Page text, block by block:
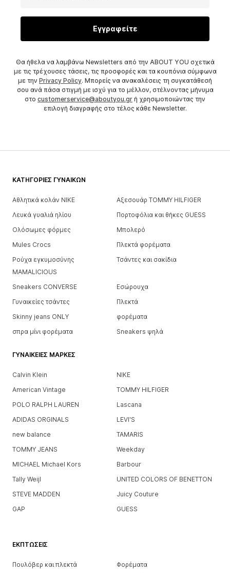
Εγγραφείτε
Θα ήθελα να λαμβάνω Newsletters από την ABOUT YOU σχετικά
με τις τρέχουσες τάσεις, τις προσφορές και τα κουπόνια σύμφωνα
με την Privacy Policy. Μπορείς να ανακαλέσεις τη συγκατάθεσή
σου ανά πάσα στιγμή με ισχύ για το μέλλον, στέλνοντας μήνυμα
στο customerservice@aboutyou.gr ή χρησιμοποιώντας την
επιλογή διαγραφής στο τέλος κάθε Newsletter.
ΚΑΤΗΓΟΡΊΕΣ ΓΥΝΑΙΚΏΝ
Αθλητικά κολάν NIKE
Αξεσουάρ TOMMY HILFIGER
Λευκά γυαλιά ηλίου
Πορτοφόλια και θήκες GUESS
Ολόσωμες φόρμες
Μπολερό
Mules Crocs
Πλεκτά φορέματα
Ρούχα εγκυμοσύνης
MAMALICIOUS
Τσάντες και σακίδια
Sneakers CONVERSE
Εσώρουχα
Γυναικείες τσάντες
Πλεκτά
Skinny jeans ONLY
φορέματα
σπρα μίνι φορέματα
Sneakers ψηλά
ΓΥΝΑΙΚΕΊΕΣ ΜΆΡΚΕΣ
Calvin Klein
NIKE
American Vintage
TOMMY HILFIGER
POLO RALPH LAUREN
Lascana
ADIDAS ORGINALS
LEVI'S
new balance
TAMARIS
TOMMY JEANS
Weekday
MICHAEL Michael Kors
Barbour
Tally Weijl
UNITED COLORS OF BENETTON
STEVE MADDEN
Juicy Couture
GAP
GUESS
ΕΚΠΤΏΣΕΙΣ
Πουλόβερ και πλεκτά
Φορέματα